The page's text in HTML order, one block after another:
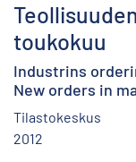
toukokuu
Industrins
New orders in
Tilastokeskus
2012